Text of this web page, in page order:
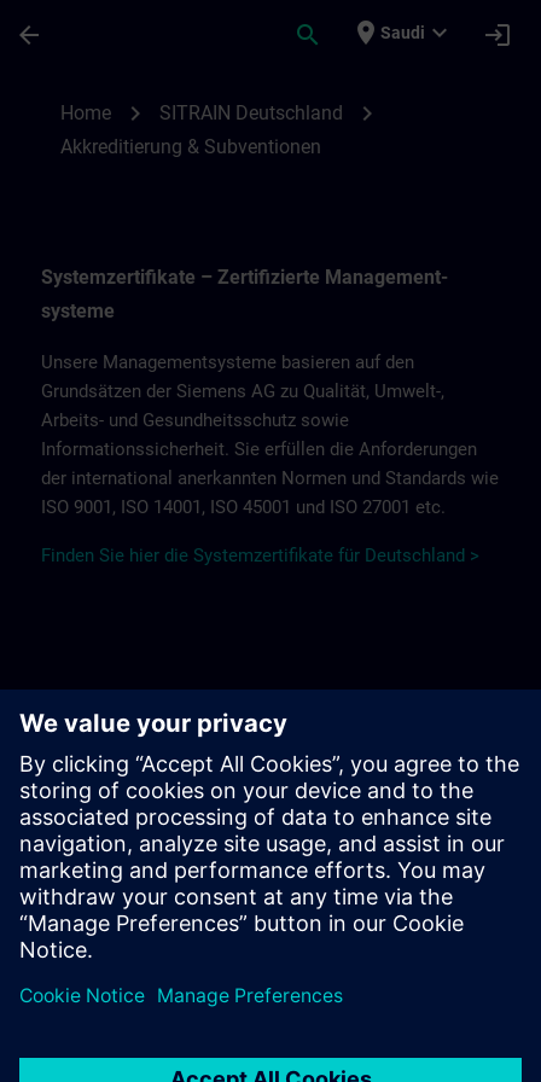
arrow_back search place Saudi expand_more login
Home chevron_right SITRAIN Deutschland chevron_right
Akkreditierung & Subventionen
Systemzertifikate – Zertifizierte Management­
systeme
Unsere Managementsysteme basieren auf den
Grundsätzen der Siemens AG zu Qualität, Umwelt-,
Arbeits- und Gesundheitsschutz sowie
Informationssicherheit. Sie erfüllen die Anforderungen
der international anerkannten Normen und Standards wie
ISO 9001, ISO 14001, ISO 45001 und ISO 27001 etc.
Finden Sie hier die Systemzertifikate für Deutschland >